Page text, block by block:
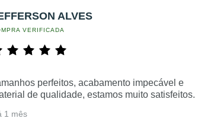
ALVES
VERIFICADA
perfeitos, acabamento impecável e
de qualidade, estamos muito satisfeitos.
1 mês